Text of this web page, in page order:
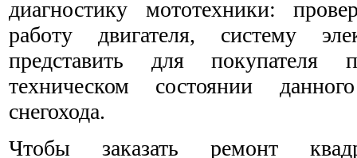
диагностику мототехники:
работу двигателя, систему
представить для
техническом состоянии
снегохода.
Чтобы заказать ремонт